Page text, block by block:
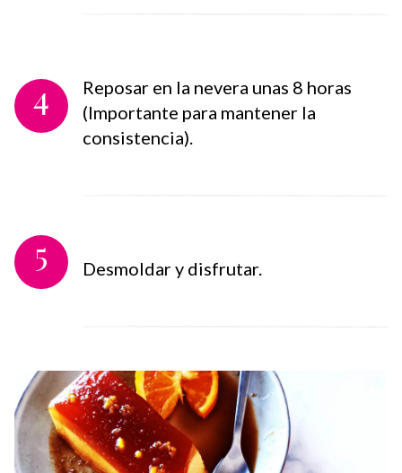
4
Reposar en la nevera unas 8 horas
(Importante para mantener la
consistencia).
5 Desmoldar y disfrutar.